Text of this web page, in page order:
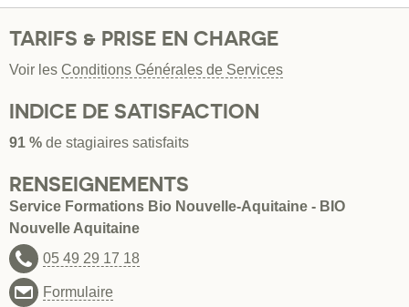
TARIFS & PRISE EN CHARGE
Voir les Conditions Générales de Services
INDICE DE SATISFACTION
91 % de stagiaires satisfaits
RENSEIGNEMENTS
Service Formations Bio Nouvelle-Aquitaine - BIO
Nouvelle Aquitaine
05 49 29 17 18
Formulaire